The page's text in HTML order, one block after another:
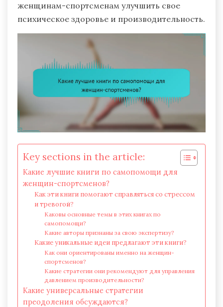
женщинам-спортсменам улучшить свое
психическое здоровье и производительность.
Key sections in the article:
Какие лучшие книги по самопомощи для
женщин-спортсменов?
Как эти книги помогают справляться со стрессом
и тревогой?
Каковы основные темы в этих книгах по
самопомощи?
Какие авторы признаны за свою экспертизу?
Какие уникальные идеи предлагают эти книги?
Как они ориентированы именно на женщин-
спортсменов?
Какие стратегии они рекомендуют для управления
давлением производительности?
Какие универсальные стратегии
преодоления обсуждаются?